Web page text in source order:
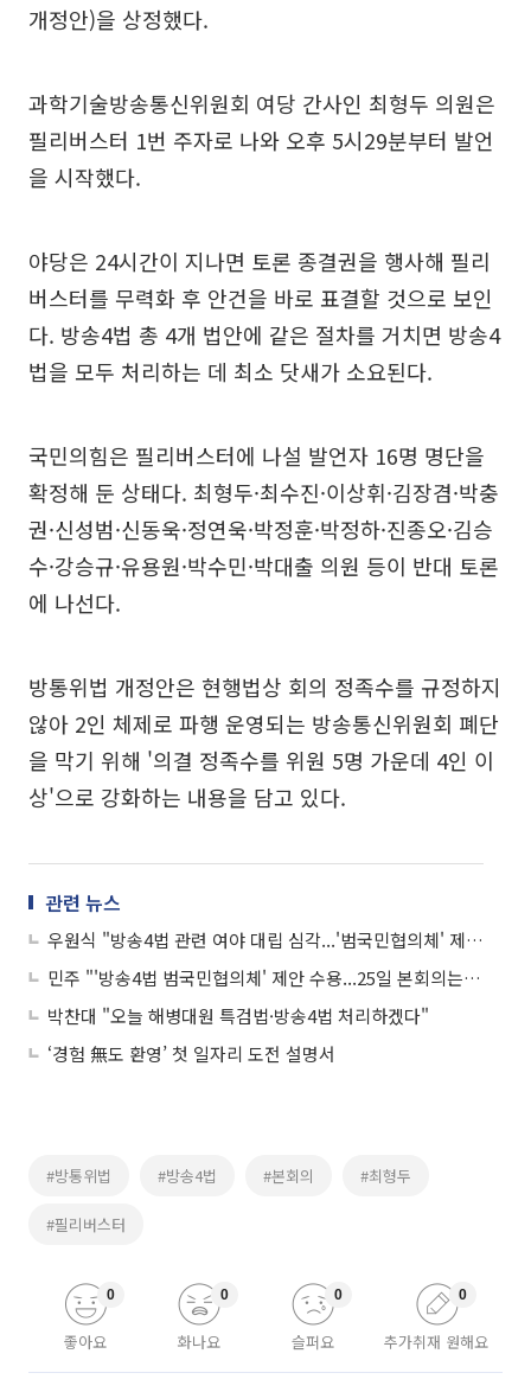
개정안)을 상정했다.
과학기술방송통신위원회 여당 간사인 최형두 의원은
필리버스터 1번 주자로 나와 오후 5시29분부터 발언
을 시작했다.
야당은 24시간이 지나면 토론 종결권을 행사해 필리
버스터를 무력화 후 안건을 바로 표결할 것으로 보인
다. 방송4법 총 4개 법안에 같은 절차를 거치면 방송4
법을 모두 처리하는 데 최소 닷새가 소요된다.
국민의힘은 필리버스터에 나설 발언자 16명 명단을
확정해 둔 상태다. 최형두·최수진·이상휘·김장겸·박충
권·신성범·신동욱·정연욱·박정훈·박정하·진종오·김승
수·강승규·유용원·박수민·박대출 의원 등이 반대 토론
에 나선다.
방통위법 개정안은 현행법상 회의 정족수를 규정하지
않아 2인 체제로 파행 운영되는 방송통신위원회 폐단
을 막기 위해 '의결 정족수를 위원 5명 가운데 4인 이
상'으로 강화하는 내용을 담고 있다.
관련 뉴스
우원식 "방송4법 관련 여야 대립 심각...'범국민협의체' 제안"
민주 "'방송4법 범국민협의체' 제안 수용...25일 본회의는 열어야"
박찬대 "오늘 해병대원 특검법·방송4법 처리하겠다"
‘경험 無도 환영’ 첫 일자리 도전 설명서
#방통위법 #방송4법 #본회의 #최형두
#필리버스터
좋아요
0
화나요
0
슬퍼요
0
추가취재 원해요
0